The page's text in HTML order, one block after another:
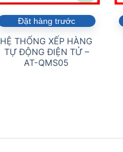
Đặt hàng trước
HỆ THỐNG XẾP HÀNG
TỰ ĐỘNG ĐIỆN TỬ –
AT-QMS05